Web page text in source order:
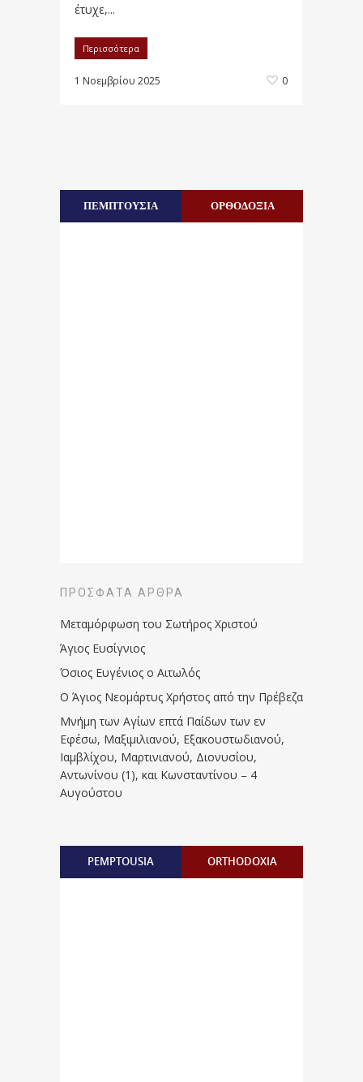
έτυχε,...
Περισσότερα
1 Νοεμβρίου 2025 0
ΠΕΜΠΤΟΥΣΙΑ ΟΡΘΟΔΟΞΙΑ
ΠΡΌΣΦΑΤΑ ΆΡΘΡΑ
Μεταμόρφωση του Σωτήρος Χριστού
Άγιος Ευσίγνιος
Όσιος Ευγένιος ο Αιτωλός
Ο Άγιος Νεομάρτυς Χρήστος από την Πρέβεζα
Μνήμη των Aγίων επτά Παίδων των εν
Eφέσω, Mαξιμιλιανού, Eξακουστωδιανού,
Iαμβλίχου, Mαρτινιανού, Διονυσίου,
Aντωνίνου (1), και Kωνσταντίνου – 4
Αυγούστου
PEMPTOUSIA ORTHODOXIA